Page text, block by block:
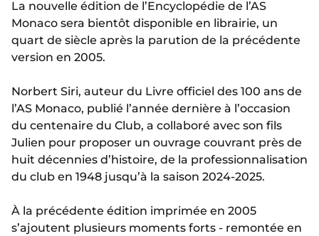
La nouvelle édition de l’Encyclopédie de l’AS
Monaco sera bientôt disponible en librairie, un
quart de siècle après la parution de la précédente
version en 2005.
Norbert Siri, auteur du Livre officiel des 100 ans de
l’AS Monaco, publié l’année dernière à l’occasion
du centenaire du Club, a collaboré avec son fils
Julien pour proposer un ouvrage couvrant près de
huit décennies d’histoire, de la professionnalisation
du club en 1948 jusqu’à la saison 2024-2025.
À la précédente édition imprimée en 2005
s’ajoutent plusieurs moments forts - remontée en